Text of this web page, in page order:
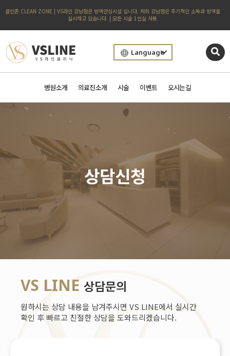
클린존 CLEAN ZONE | VS라인 강남점은 방역안심시설 입니다. 저희 강남점은 주기적인 소독과 방역을
실시하고 있습니다. | 모든 시술 1인실 사용
Language
병원소개 의료진소개 시술 이벤트 오시는길
상담신청
VS LINE 상담문의
원하시는 상담 내용을 남겨주시면 VS LINE에서 실시간
확인 후 빠르고 친절한 상담을 도와드리겠습니다.